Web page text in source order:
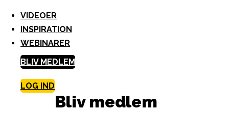
VIDEOER
INSPIRATION
WEBINARER
BLIV MEDLEM
LOG IND
Bliv medlem